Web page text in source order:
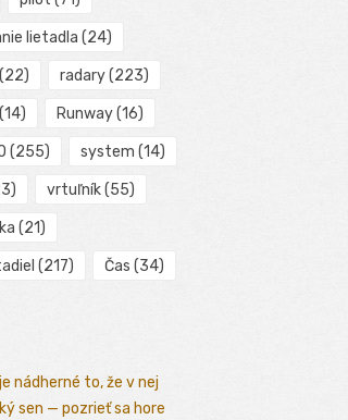
lietadla (24)
radary(223)
(14) Runway(16)
(255) system (14)
vrtuľník(55)
(21)
(217) Čas (34)
nádherné to, že v nej
sen — pozrieť sa hore